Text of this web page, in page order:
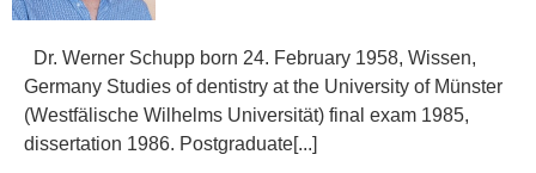
Dr. Werner Schupp born 24. February 1958, Wissen,
Germany Studies of dentistry at the University of Münster
(Westfälische Wilhelms Universität) final exam 1985,
dissertation 1986. Postgraduate[...]